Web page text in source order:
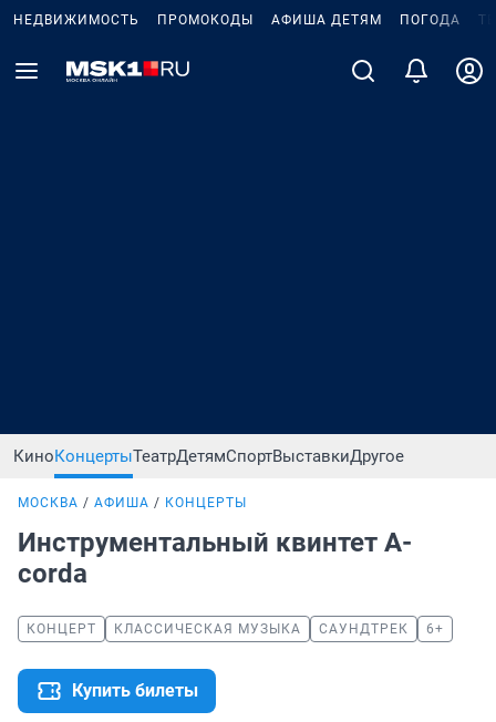
НЕДВИЖИМОСТЬ ПРОМОКОДЫ АФИША ДЕТЯМ ПОГОДА
КиноКонцертыТеатрДетямСпортВыставкиДругое
МОСКВА АФИША КОНЦЕРТЫ
Инструментальный квинтет A-
corda
КОНЦЕРТ КЛАССИЧЕСКАЯ МУЗЫКА САУНДТРЕК 6+
Купить билеты